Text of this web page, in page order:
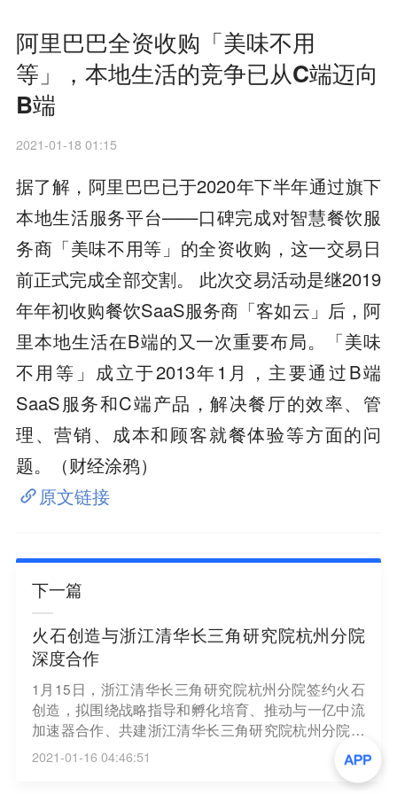
阿里巴巴全资收购「美味不用
等」，本地生活的竞争已从C端迈向
B端
2021-01-18 01:15
据了解，阿里巴巴已于2020年下半年通过旗下
本地生活服务平台——口碑完成对智慧餐饮服
务商「美味不用等」的全资收购，这一交易日
前正式完成全部交割。 此次交易活动是继2019
年年初收购餐饮SaaS服务商「客如云」后，阿
里本地生活在B端的又一次重要布局。「美味
不用等」成立于2013年1月，主要通过B端
SaaS服务和C端产品，解决餐厅的效率、管
理、营销、成本和顾客就餐体验等方面的问
题。（财经涂鸦）
原文链接
下一篇
火石创造与浙江清华长三角研究院杭州分院
深度合作
1月15日，浙江清华长三角研究院杭州分院签约火石
创造，拟围绕战略指导和孵化培育、推动与一亿中流
加速器合作、共建浙江清华长三角研究院杭州分院产
业大脑研究中心等方面展开深入合作，加快产业链现
代化进程。浙江清华长三角研究院杭州分院与火石创
2021-01-16 04:46:51